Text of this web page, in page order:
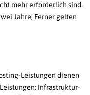
mehr erforderlich sind.
Jahre; Ferner gelten
Leistungen dienen
Infrastruktur-